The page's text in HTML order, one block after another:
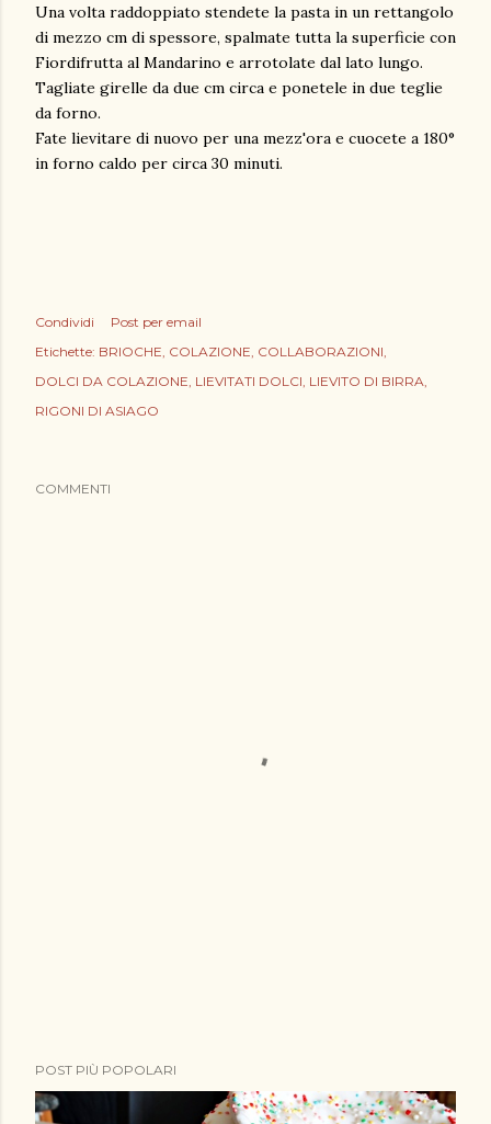
Una volta raddoppiato stendete la pasta in un rettangolo
di mezzo cm di spessore, spalmate tutta la superficie con
Fiordifrutta al Mandarino e arrotolate dal lato lungo.
Tagliate girelle da due cm circa e ponetele in due teglie
da forno.
Fate lievitare di nuovo per una mezz'ora e cuocete a 180°
in forno caldo per circa 30 minuti.
Condividi
Post per email
Etichette: BRIOCHE COLAZIONE COLLABORAZIONI
DOLCI DA COLAZIONE LIEVITATI DOLCI LIEVITO DI BIRRA
RIGONI DI ASIAGO
COMMENTI
POST PIÙ POPOLARI